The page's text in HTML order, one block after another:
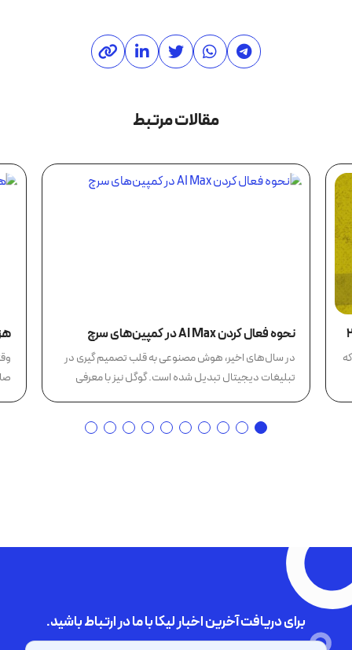
مقالات مرتبط
نحوه فعال کردن AI Max در کمپین‌های سرچ
در سال‌های اخیر، هوش مصنوعی به قلب تصمیم‌ گیری در
تبلیغات دیجیتال تبدیل شده است. گوگل نیز با معرفی
برای دریافت آخرین اخبار لیکا با ما در ارتباط باشید.